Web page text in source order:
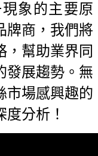
象的主要原
牌商，我們將
，幫助業界同
發展趨勢。無
市場感興趣的
分析！